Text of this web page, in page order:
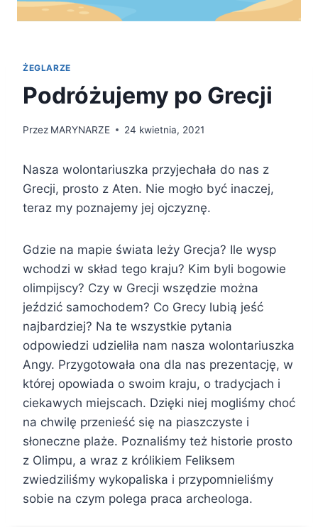
ŻEGLARZE
Podróżujemy po Grecji
Przez MARYNARZE 24 kwietnia, 2021
Nasza wolontariuszka przyjechała do nas z
Grecji, prosto z Aten. Nie mogło być inaczej,
teraz my poznajemy jej ojczyznę.
Gdzie na mapie świata leży Grecja? Ile wysp
wchodzi w skład tego kraju? Kim byli bogowie
olimpijscy? Czy w Grecji wszędzie można
jeździć samochodem? Co Grecy lubią jeść
najbardziej? Na te wszystkie pytania
odpowiedzi udzieliła nam nasza wolontariuszka
Angy. Przygotowała ona dla nas prezentację, w
której opowiada o swoim kraju, o tradycjach i
ciekawych miejscach. Dzięki niej mogliśmy choć
na chwilę przenieść się na piaszczyste i
słoneczne plaże. Poznaliśmy też historie prosto
z Olimpu, a wraz z królikiem Feliksem
zwiedziliśmy wykopaliska i przypomnieliśmy
sobie na czym polega praca archeologa.